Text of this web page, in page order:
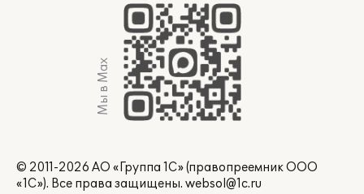
Мы в Max
© 2011-2026 АО «Группа 1С» (правопреемник ООО
«1С»). Все права защищены. websol@1c.ru